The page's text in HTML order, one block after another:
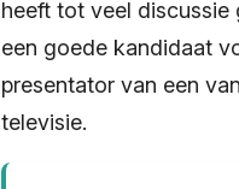
heeft tot veel discussie
een goede kandidaat
presentator van een
televisie.